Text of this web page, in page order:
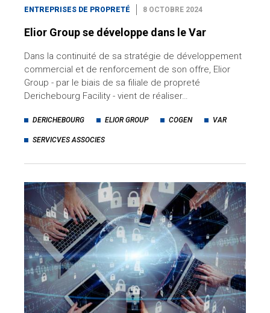
ENTREPRISES DE PROPRETÉ 8 OCTOBRE 2024
Elior Group se développe dans le Var
Dans la continuité de sa stratégie de développement
commercial et de renforcement de son offre, Elior
Group - par le biais de sa filiale de propreté
Derichebourg Facility - vient de réaliser…
DERICHEBOURG ELIOR GROUP COGEN VAR
SERVICVES ASSOCIES